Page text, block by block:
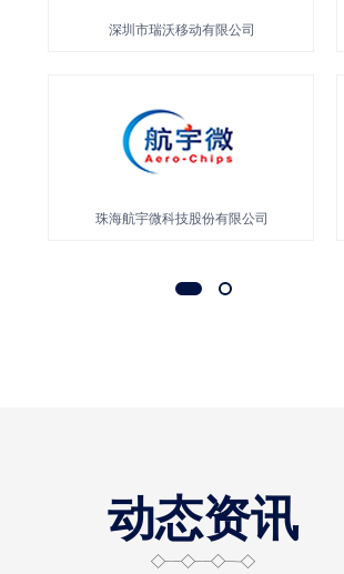
北京神州普惠科技股份有限公司
秦皇岛耀星航标科技有限公司
动态资讯